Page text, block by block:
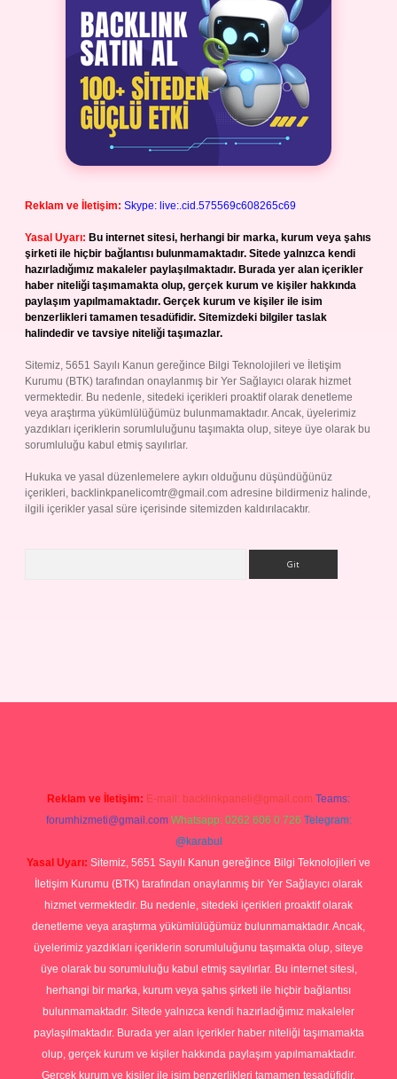
Reklam ve İletişim: Skype: live:.cid.575569c608265c69
Yasal Uyarı: Bu internet sitesi, herhangi bir marka, kurum veya şahıs
şirketi ile hiçbir bağlantısı bulunmamaktadır. Sitede yalnızca kendi
hazırladığımız makaleler paylaşılmaktadır. Burada yer alan içerikler
haber niteliği taşımamakta olup, gerçek kurum ve kişiler hakkında
paylaşım yapılmamaktadır. Gerçek kurum ve kişiler ile isim
benzerlikleri tamamen tesadüfidir. Sitemizdeki bilgiler taslak
halindedir ve tavsiye niteliği taşımazlar.
Sitemiz, 5651 Sayılı Kanun gereğince Bilgi Teknolojileri ve İletişim
Kurumu (BTK) tarafından onaylanmış bir Yer Sağlayıcı olarak hizmet
vermektedir. Bu nedenle, sitedeki içerikleri proaktif olarak denetleme
veya araştırma yükümlülüğümüz bulunmamaktadır. Ancak, üyelerimiz
yazdıkları içeriklerin sorumluluğunu taşımakta olup, siteye üye olarak bu
sorumluluğu kabul etmiş sayılırlar.
Hukuka ve yasal düzenlemelere aykırı olduğunu düşündüğünüz
içerikleri, backlinkpanelicomtr@gmail.com adresine bildirmeniz halinde,
ilgili içerikler yasal süre içerisinde sitemizden kaldırılacaktır.
Reklam ve İletişim: E-mail: backlinkpaneli@gmail.com Teams:
forumhizmeti@gmail.com Whatsapp: 0262 606 0 726 Telegram:
@karabul
Yasal Uyarı: Sitemiz, 5651 Sayılı Kanun gereğince Bilgi Teknolojileri ve
İletişim Kurumu (BTK) tarafından onaylanmış bir Yer Sağlayıcı olarak
hizmet vermektedir. Bu nedenle, sitedeki içerikleri proaktif olarak
denetleme veya araştırma yükümlülüğümüz bulunmamaktadır. Ancak,
üyelerimiz yazdıkları içeriklerin sorumluluğunu taşımakta olup, siteye
üye olarak bu sorumluluğu kabul etmiş sayılırlar. Bu internet sitesi,
herhangi bir marka, kurum veya şahıs şirketi ile hiçbir bağlantısı
bulunmamaktadır. Sitede yalnızca kendi hazırladığımız makaleler
paylaşılmaktadır. Burada yer alan içerikler haber niteliği taşımamakta
olup, gerçek kurum ve kişiler hakkında paylaşım yapılmamaktadır.
Gerçek kurum ve kişiler ile isim benzerlikleri tamamen tesadüfidir.